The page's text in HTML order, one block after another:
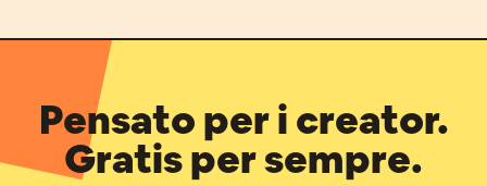
Pensato per i creator.
Gratis per sempre.